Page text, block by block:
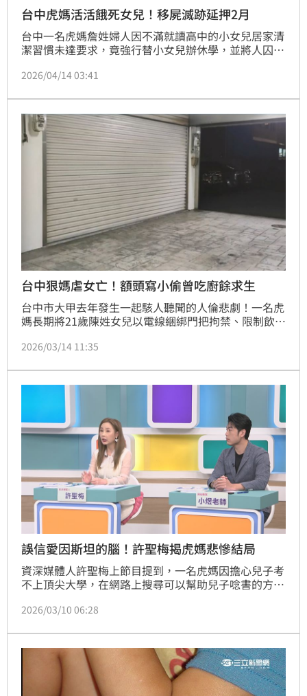
台中虎媽活活餓死女兒！移屍滅跡延押2月
台中一名虎媽詹姓婦人因不滿就讀高中的小女兒居家清
潔習慣未達要求，竟強行替小女兒辦休學，並將人囚禁
死。案發後，詹婦被羈押至今，近日羈押期屆滿，法院
拿白布遮擋攝影機清理現場滅證，有強烈規避刑責動
機，裁定延押2月，並禁止接見、通信。
2026/04/14 03:41
台中狠媽虐女亡！額頭寫小偷曾吃廚餘求生
台中市大甲去年發生一起駭人聽聞的人倫悲劇！一名虎
媽長期將21歲陳姓女兒以電線綑綁門把拘禁、限制飲
存30公斤。台中地方法院在審理過程中，發現更多詹婦
始人，毫無尊嚴」。
2026/03/14 11:35
誤信愛因斯坦的腦！許聖梅揭虎媽悲慘結局
資深媒體人許聖梅上節目提到，一名虎媽因擔心兒子考
不上頂尖大學，在網路上搜尋可以幫助兒子唸書的方
因斯坦的腦子」，結果兒子最後依然與名校無緣。
2026/03/10 06:28